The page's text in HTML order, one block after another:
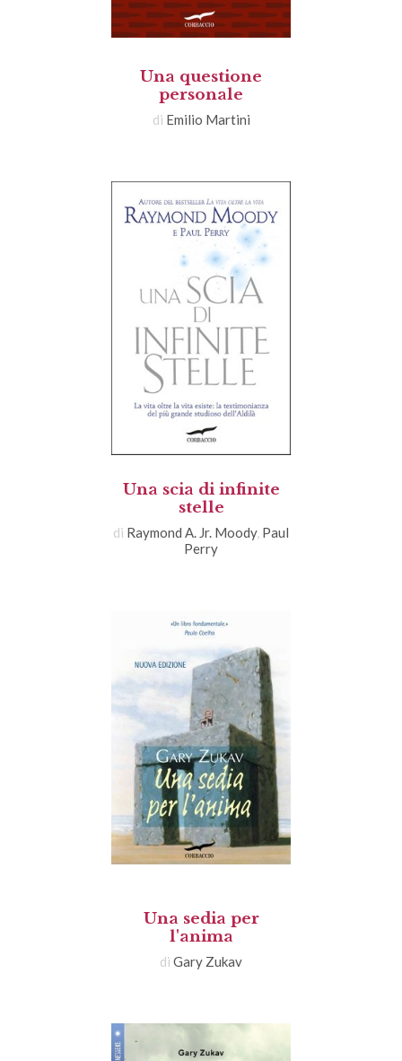
Una questione
personale
di Emilio Martini
Una scia di infinite
stelle
di Raymond A. Jr. Moody, Paul
Perry
Una sedia per
l'anima
di Gary Zukav